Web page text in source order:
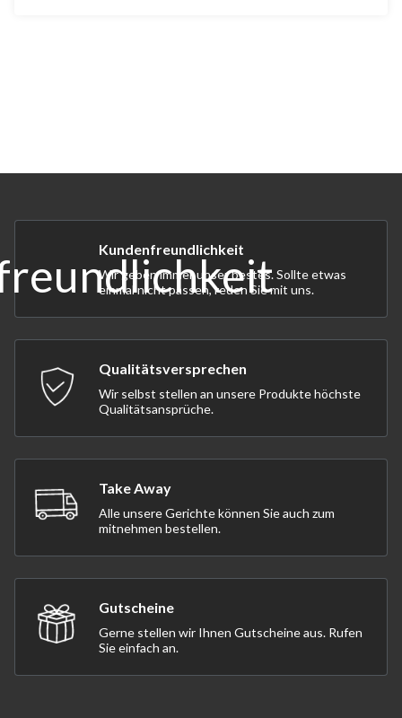
Kundenfreundlichkeit
Wir geben immer unser bestes. Sollte etwas
einmal nicht passen, reden Sie mit uns.
Qualitätsversprechen
Wir selbst stellen an unsere Produkte höchste
Qualitätsansprüche.
Take Away
Alle unsere Gerichte können Sie auch zum
mitnehmen bestellen.
Gutscheine
Gerne stellen wir Ihnen Gutscheine aus. Rufen
Sie einfach an.